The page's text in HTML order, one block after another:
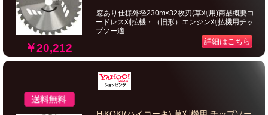
￥20,212
窓あり仕様外径230m×32枚刃(草刈用)商品概要コ
ードレス刈払機・（旧形）エンジン刈払機用チッ
プソー適...
詳細はこちら